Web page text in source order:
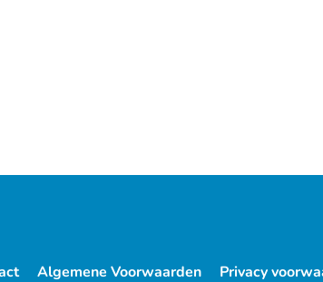
Algemene Voorwaarden Privacy